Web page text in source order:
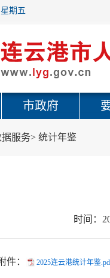
期五
市政府
服务> 统计年鉴
时间：
件： 2025连云港统计年鉴